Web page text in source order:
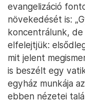
evangelizáció
növekedését is:
koncentrálunk,
elfelejtjük:
mit jelent
is beszélt egy
egyház munkája
ebben nézetei